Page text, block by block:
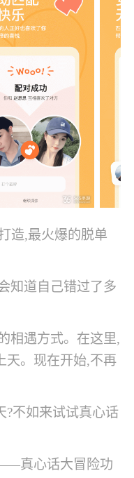
造,最火爆的脱单
知道自己错过了多
相遇方式。在这里,
天。现在开始,不再
?不如来试试真心话
真心话大冒险功